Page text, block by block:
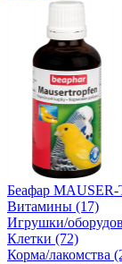
Беафар
Витамины (17)
Игрушки/
Клетки (72)
Корма/лакомства